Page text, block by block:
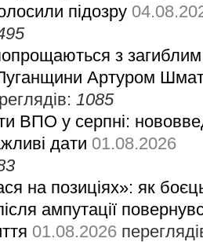
підозру
з загиблим
Артуром
1085
ВПО у серпні:
дати 01.08.2026
на позиціях»: як
ампутації
01.08.2026